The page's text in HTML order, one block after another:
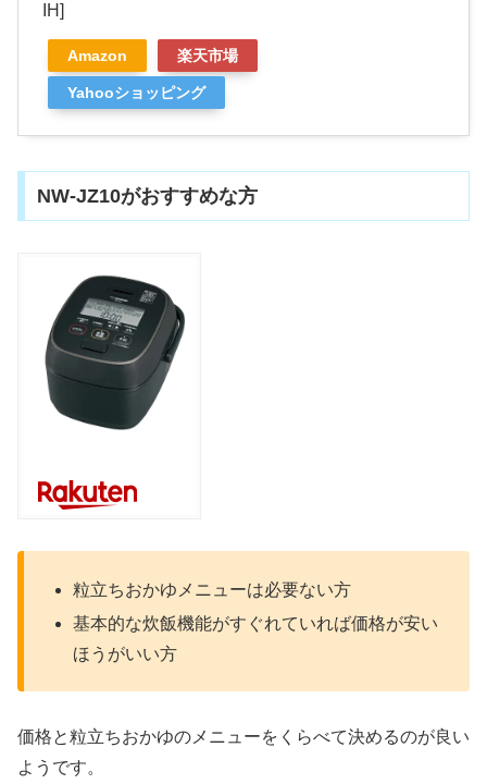
IH]
Amazon 楽天市場
Yahooショッピング
NW-JZ10がおすすめな方
粒立ちおかゆメニューは必要ない方
基本的な炊飯機能がすぐれていれば価格が安い
ほうがいい方
価格と粒立ちおかゆのメニューをくらべて決めるのが良い
ようです。